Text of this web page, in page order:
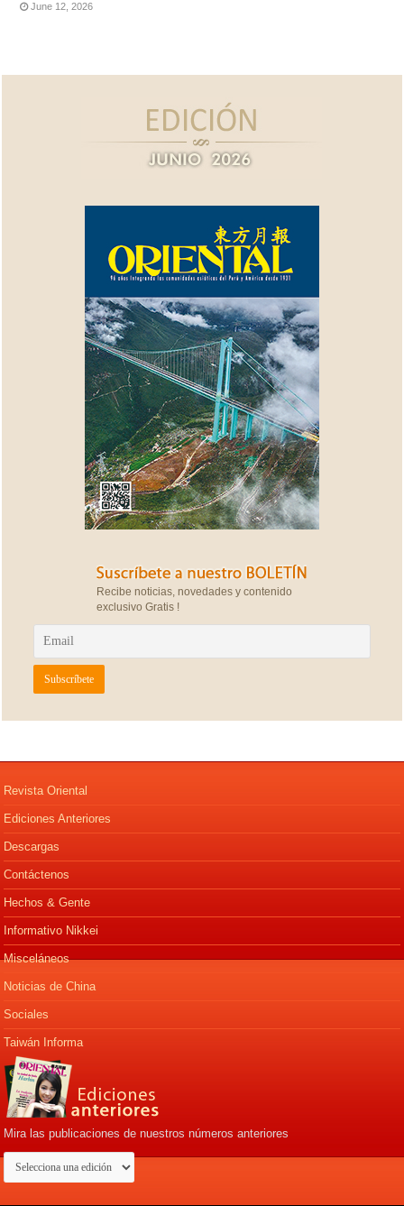
June 12, 2026
Recibe noticias, novedades y contenido
exclusivo Gratis !
Revista Oriental
Ediciones Anteriores
Descargas
Contáctenos
Hechos & Gente
Informativo Nikkei
Misceláneos
Noticias de China
Sociales
Taiwán Informa
Mira las publicaciones de nuestros números anteriores